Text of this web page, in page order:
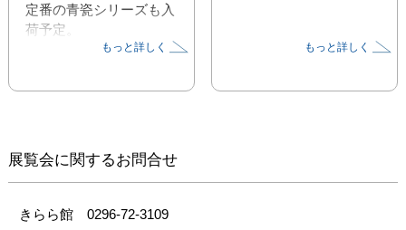
定番の青瓷シリーズも入
荷予定。
もっと詳しく もっと詳しく
展覧会に関するお問合せ
きらら館　0296-72-3109